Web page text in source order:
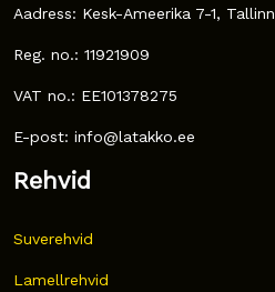
Aadress: Kesk-Ameerika 7-1, Tallinn
Reg. no.: 11921909
VAT no.: EE101378275
E-post: info@latakko.ee
Rehvid
Suverehvid
Lamellrehvid